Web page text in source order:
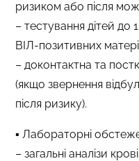
ризиком або після
– тестування дітей до
ВІЛ-позитивних
– доконтактна та
(якщо звернення
після ризику).
▪️ Лабораторні
– загальні аналізи